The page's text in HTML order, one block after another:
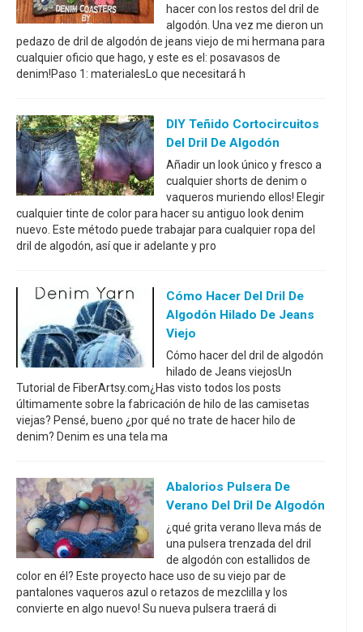
hacer con los restos del dril de
algodón. Una vez me dieron un
pedazo de dril de algodón de jeans viejo de mi hermana para
cualquier oficio que hago, y este es el: posavasos de
denim!Paso 1: materialesLo que necesitará h
DIY Teñido Cortocircuitos
Del Dril De Algodón
Añadir un look único y fresco a
cualquier shorts de denim o
vaqueros muriendo ellos! Elegir
cualquier tinte de color para hacer su antiguo look denim
nuevo. Este método puede trabajar para cualquier ropa del
dril de algodón, así que ir adelante y pro
Cómo Hacer Del Dril De
Algodón Hilado De Jeans
Viejo
Cómo hacer del dril de algodón
hilado de Jeans viejosUn
Tutorial de FiberArtsy.com¿Has visto todos los posts
últimamente sobre la fabricación de hilo de las camisetas
viejas? Pensé, bueno ¿por qué no trate de hacer hilo de
denim? Denim es una tela ma
Abalorios Pulsera De
Verano Del Dril De Algodón
¿qué grita verano lleva más de
una pulsera trenzada del dril
de algodón con estallidos de
color en él? Este proyecto hace uso de su viejo par de
pantalones vaqueros azul o retazos de mezclilla y los
convierte en algo nuevo! Su nueva pulsera traerá di